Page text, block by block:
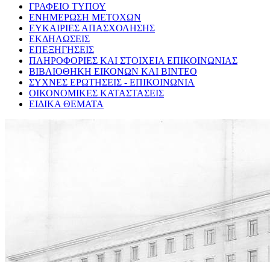
ΓΡΑΦΕΙΟ ΤΥΠΟΥ
ΕΝΗΜΕΡΩΣΗ ΜΕΤΟΧΩΝ
ΕΥΚΑΙΡΙΕΣ ΑΠΑΣΧΟΛΗΣΗΣ
ΕΚΔΗΛΩΣΕΙΣ
ΕΠΕΞΗΓΗΣΕΙΣ
ΠΛΗΡΟΦΟΡΙΕΣ ΚΑΙ ΣΤΟΙΧΕΙΑ ΕΠΙΚΟΙΝΩΝΙΑΣ
ΒΙΒΛΙΟΘΗΚΗ ΕΙΚΟΝΩΝ ΚΑΙ ΒΙΝΤΕΟ
ΣΥΧΝΕΣ ΕΡΩΤΗΣΕΙΣ - ΕΠΙΚΟΙΝΩΝΙΑ
ΟΙΚΟΝΟΜΙΚΕΣ ΚΑΤΑΣΤΑΣΕΙΣ
ΕΙΔΙΚΑ ΘΕΜΑΤΑ